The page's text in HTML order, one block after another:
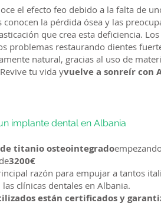
el efecto feo debido a la falta de
conocen la pérdida ósea y las
que crea esta deficiencia.
problemas restaurando dientes
natural, gracias al uso de
tu vida yvuelve a sonreír con
implante dental en Albania
titanio osteointegrado
3200€
razón para empujar a tantos
clínicas dentales en Albania.
están certificados y